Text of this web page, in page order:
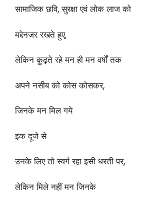
सामाजिक छवि, सुरक्षा एवं लोक लाज को
मद्देनजर रखते हुए,
लेकिन कुढ़ते रहे मन ही मन वर्षों तक
अपने नसीब को कोस कोसकर,
जिनके मन मिल गये
इक दूजे से
उनके लिए तो स्वर्ग रहा इसी धरती पर,
लेकिन मिले नहीं मन जिनके